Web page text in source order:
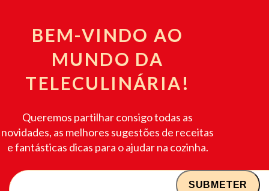
BEM-VINDO AO
MUNDO DA
TELECULINÁRIA!
Queremos partilhar consigo todas as
novidades, as melhores sugestões de receitas
e fantásticas dicas para o ajudar na cozinha.